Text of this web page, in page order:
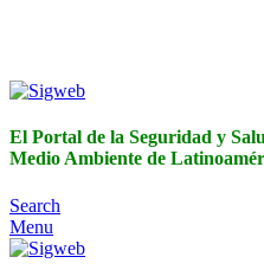
El Portal de la Seguridad y
Medio Ambiente de
Search
Menu